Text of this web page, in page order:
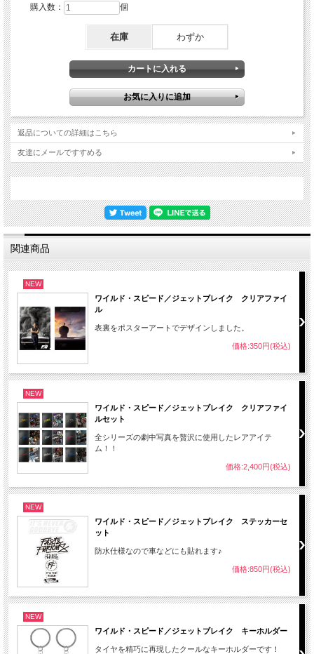
購入数： 個
在庫 わずか
返品についての詳細はこちら
友達にメールですすめる
関連商品
NEW
ワイルド・スピード／ジェットブレイク クリアファイ
ル
表裏をポスターアートでデザインしました。
価格:350円(税込)
NEW
ワイルド・スピード／ジェットブレイク クリアファイ
ルセット
全シリーズの劇中写真を贅沢に使用したレアアイテ
ム！！
価格:2,400円(税込)
NEW
ワイルド・スピード／ジェットブレイク ステッカーセ
ット
防水仕様なので車などにも貼れます♪
価格:850円(税込)
NEW
ワイルド・スピード／ジェットブレイク キーホルダー
タイヤを精巧に再現したクールなキーホルダーです！